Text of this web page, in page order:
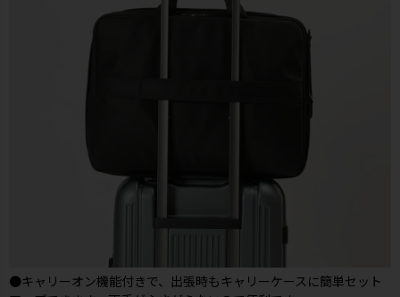
●キャリーオン機能付きで、出張時もキャリーケースに簡単セット